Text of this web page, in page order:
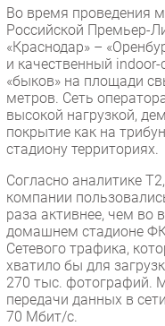
ПО
Outsourcing
Кадры
Регулирование
Финансы
Web
Инновации
CIO/Управление ИТ
Гаджеты
Здоровье
РАЗДЕЛЫ
Во время проведения
Российской Премьер-
«Краснодар» –
и качественный
«быков» на площади
метров. Сеть
высокой нагрузкой,
покрытие как на
стадиону территориях.
Согласно аналитике
компании
раза активнее, чем во
домашнем стадионе ФК
Сетевого трафика,
хватило бы для
270 тыс. фотографий.
передачи данных в
70 Мбит/с.